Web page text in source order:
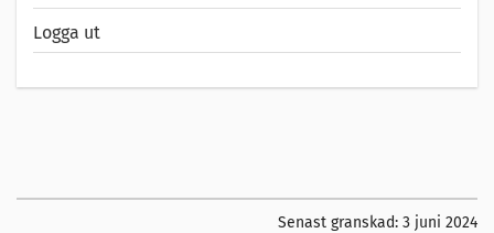
Logga ut
Senast granskad: 3 juni 2024